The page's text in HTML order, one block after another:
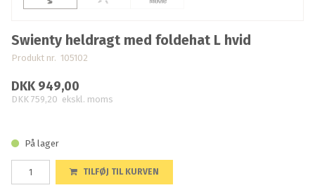
Swienty heldragt med foldehat L hvid
Produkt nr. 105102
DKK 949,00
DKK 759,20 ekskl. moms
På lager
TILFØJ TIL KURVEN